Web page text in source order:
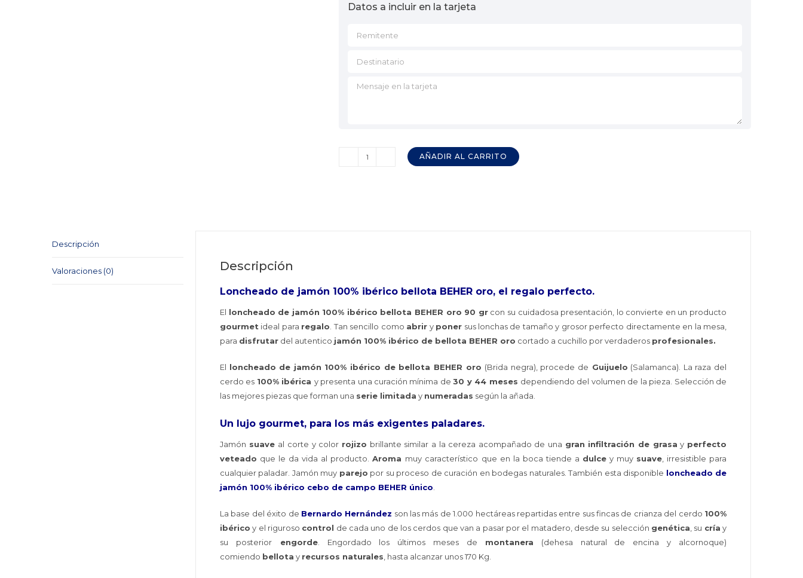
Datos a incluir en la tarjeta
Loncheado
cantidad
AÑADIR AL CARRITO
Descripción
Valoraciones (0) Descripción
Loncheado de jamón 100% ibérico bellota BEHER oro, el regalo perfecto.
El loncheado de jamón 100% ibérico bellota BEHER oro 90 grcon su cuidadosa presentación, lo convierte en un producto
gourmet ideal para regalo . Tan sencillo como abrir y poner sus lonchas de tamaño y grosor perfecto directamente en la mesa,
para disfrutar del autentico jamón 100% ibérico de bellota BEHER oro cortado a cuchillo por verdaderos profesionales.
El loncheado de jamón 100% ibérico de bellota BEHER oro (Brida negra), procede de Guijuelo (Salamanca). La raza del
cerdo es 100% ibérica y presenta una curación mínima de30 y 44 meses dependiendo del volumen de la pieza. Selección de
las mejores piezas que forman una serie limitada y numeradas según la añada.
Un lujo gourmet, para los más exigentes paladares.
Jamón suave al corte y color rojizo brillante similar a la cereza acompañado de una gran infiltración de grasa y perfecto
veteado que le da vida al producto.Aroma muy característico que en la boca tiende a dulcey muy suave, irresistible para
cualquier paladar. Jamón muy parejo por su proceso de curación en bodegas naturales. También esta disponible loncheado de
jamón 100% ibérico cebo de campo BEHER único.
La base del éxito de Bernardo Hernández son las más de 1.000 hectáreas repartidas entre sus fincas de crianza del cerdo 100%
ibérico y el riguroso control de cada uno de los cerdos que van a pasar por el matadero, desde su selección genética, su cría y
su posteriorengorde. Engordado los últimos meses de montanera (dehesa natural de encina y alcornoque)
comiendo bellota y recursos naturales, hasta alcanzar unos 170 Kg.